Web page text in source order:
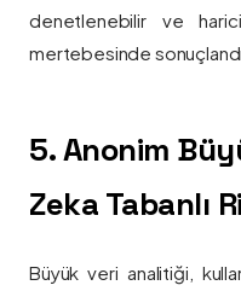
denetlenebilir ve
mertebesinde
5. Anonim
Zeka Tabanlı
Büyük veri analitiği,